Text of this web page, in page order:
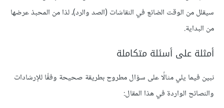
سيقلل من الوقت الضائع في النقاشات (الصد والرد)، لذا من المحبذ عرضها
من البداية.
أمثلة على أسئلة متكاملة
نبين فيما يلي مثالًا على سؤال مطروح بطريقة صحيحة وفقًا للإرشادات
والنصائح الواردة في هذا المقال: